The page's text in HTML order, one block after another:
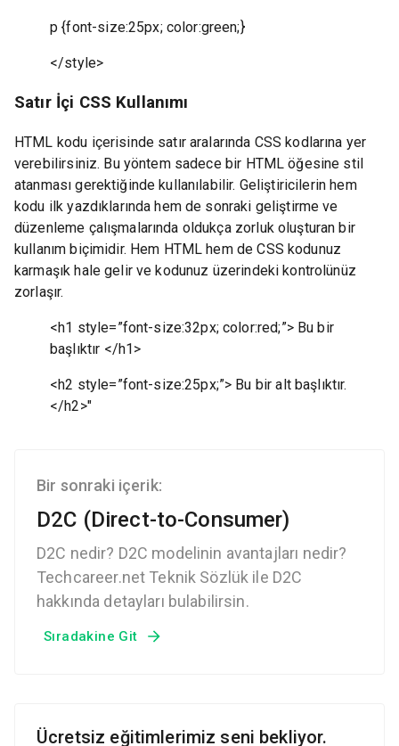
p {font-size:25px; color:green;}
</style>
Satır İçi CSS Kullanımı
HTML kodu içerisinde satır aralarında CSS kodlarına yer
verebilirsiniz. Bu yöntem sadece bir HTML öğesine stil
atanması gerektiğinde kullanılabilir. Geliştiricilerin hem
kodu ilk yazdıklarında hem de sonraki geliştirme ve
düzenleme çalışmalarında oldukça zorluk oluşturan bir
kullanım biçimidir. Hem HTML hem de CSS kodunuz
karmaşık hale gelir ve kodunuz üzerindeki kontrolünüz
zorlaşır.
<h1 style=”font-size:32px; color:red;”> Bu bir
başlıktır </h1>
<h2 style=”font-size:25px;”> Bu bir alt başlıktır.
</h2>"
Bir sonraki içerik:
D2C (Direct-to-Consumer)
D2C nedir? D2C modelinin avantajları nedir?
Techcareer.net Teknik Sözlük ile D2C
hakkında detayları bulabilirsin.
Sıradakine Git
Ücretsiz eğitimlerimiz seni bekliyor.